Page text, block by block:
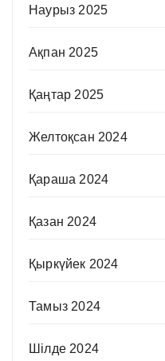
Наурыз 2025
Ақпан 2025
Қаңтар 2025
Желтоқсан 2024
Қараша 2024
Қазан 2024
Қыркүйек 2024
Тамыз 2024
Шілде 2024